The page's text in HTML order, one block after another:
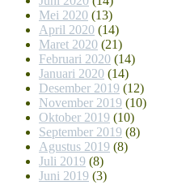
Mei 2020 (13)
April 2020 (14)
Maret 2020 (21)
Februari 2020 (14)
Januari 2020 (14)
Desember 2019 (12)
November 2019 (10)
Oktober 2019 (10)
September 2019 (8)
Agustus 2019 (8)
Juli 2019 (8)
Juni 2019 (3)